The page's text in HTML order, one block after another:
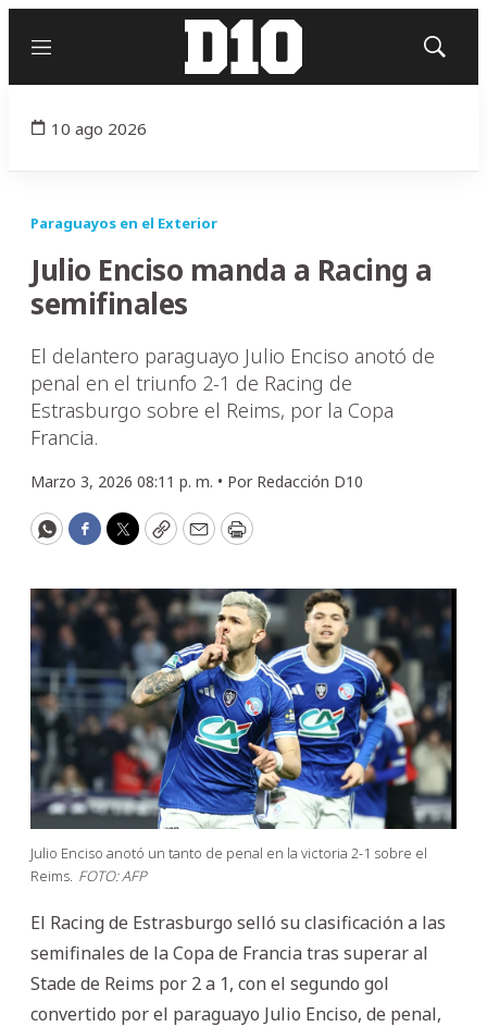
Menú
Mostrar
10 ago 2026
Paraguayos en el Exterior
Julio Enciso manda a Racing a
semifinales
El delantero paraguayo Julio Enciso anotó de
penal en el triunfo 2-1 de Racing de
Estrasburgo sobre el Reims, por la Copa
Francia.
Marzo 3, 2026 08:11 p. m. • Por Redacción D10
WhatsApp
Facebook
Twitter
CopyEmailPrint
Julio Enciso anotó un tanto de penal en la victoria 2-1 sobre el
Reims. FOTO: AFP
El Racing de Estrasburgo selló su clasificación a las
semifinales de la Copa de Francia tras superar al
Stade de Reims por 2 a 1, con el segundo gol
convertido por el paraguayo Julio Enciso, de penal,